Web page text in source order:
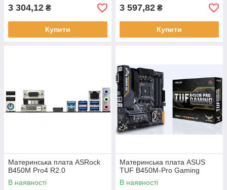
3 304,12 ₴
Купити
3 597,82 ₴
Купити
Материнська плата ASRock
B450M Pro4 R2.0
В наявності
Материнська плата ASUS
TUF B450M-Pro Gaming
В наявності